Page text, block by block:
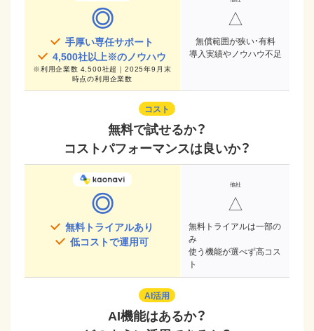
◎
手厚い専任サポート
4,500社以上※のノウハウ
※利用企業数 4,500社超｜2025年9月末
時点の利用企業数
△
無償範囲が狭い・有料
導入実績やノウハウ不足
コスト
無料で試せるか？
コストパフォーマンスは良いか？
◎
無料トライアルあり
低コストで運用可
△
無料トライアルは一部の
み
使う機能が選べず高コス
ト
AI活用
AI機能はあるか？